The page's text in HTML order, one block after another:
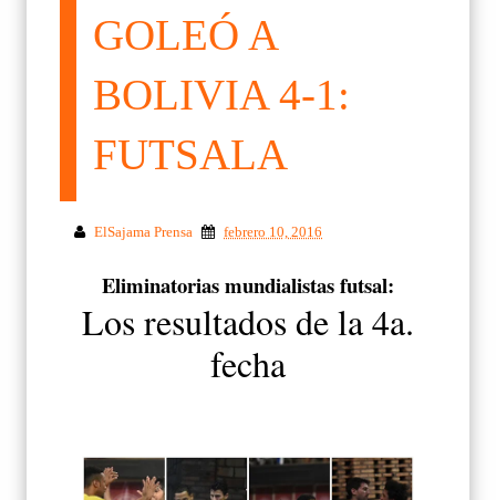
GOLEÓ A
BOLIVIA 4-1:
FUTSALA
ElSajama Prensa febrero 10, 2016
Eliminatorias mundialistas futsal:
Los resultados de la 4a.
fecha